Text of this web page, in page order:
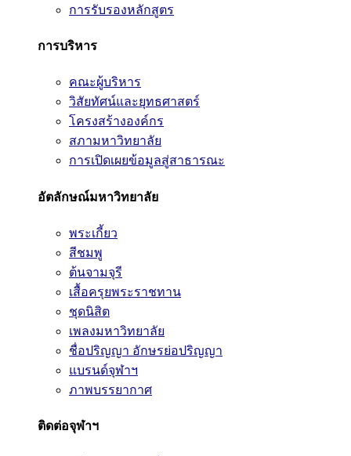
การรับรองหลักสูตร
การบริหาร
คณะผู้บริหาร
วิสัยทัศน์และยุทธศาสตร์
โครงสร้างองค์กร
สภามหาวิทยาลัย
การเปิดเผยข้อมูลสู่สาธารณะ
อัตลักษณ์มหาวิทยาลัย
พระเกี้ยว
สีชมพู
ต้นจามจุรี
เสื้อครุยพระราชทาน
ชุดนิสิต
เพลงมหาวิทยาลัย
ชื่อปริญญา อักษรย่อปริญญา
แบรนด์จุฬาฯ
ภาพบรรยากาศ
ติดต่อจุฬาฯ